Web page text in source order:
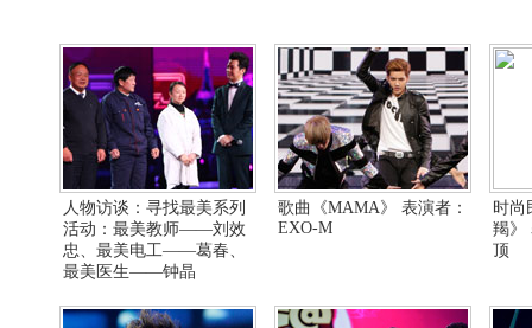
人物访谈：寻找最美系列
活动：最美教师——刘效
忠、最美电工——葛春、
最美医生——钟晶
歌曲《MAMA》 表演者：
EXO-M
时尚
羯》
顶